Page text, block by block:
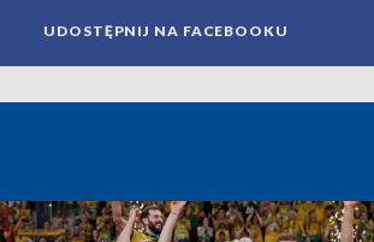
UDOSTĘPNIJ NA FACEBOOKU